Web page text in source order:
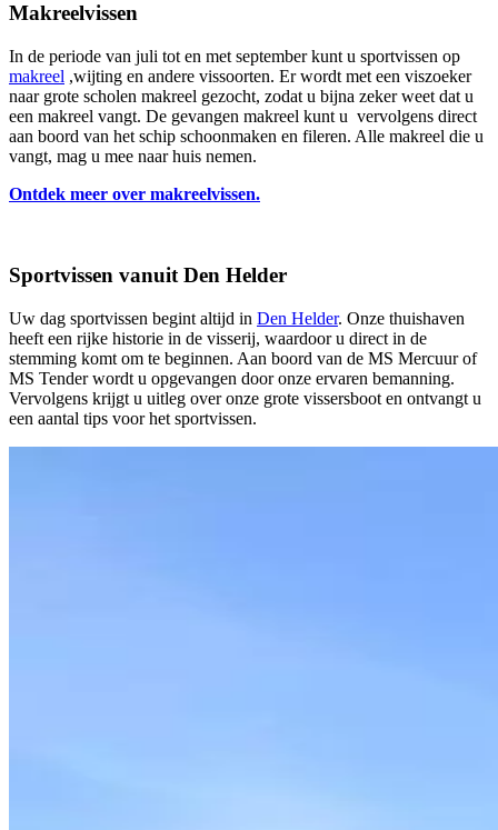
Makreelvissen
In de periode van juli tot en met september kunt u sportvissen op
makreel ,wijting en andere vissoorten. Er wordt met een viszoeker
naar grote scholen makreel gezocht, zodat u bijna zeker weet dat u
een makreel vangt. De gevangen makreel kunt u vervolgens direct
aan boord van het schip schoonmaken en fileren. Alle makreel die u
vangt, mag u mee naar huis nemen.
Ontdek meer over makreelvissen.
Sportvissen vanuit Den Helder
Uw dag sportvissen begint altijd in Den Helder. Onze thuishaven
heeft een rijke historie in de visserij, waardoor u direct in de
stemming komt om te beginnen. Aan boord van de MS Mercuur of
MS Tender wordt u opgevangen door onze ervaren bemanning.
Vervolgens krijgt u uitleg over onze grote vissersboot en ontvangt u
een aantal tips voor het sportvissen.